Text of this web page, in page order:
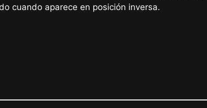
cuando aparece en posición inversa.